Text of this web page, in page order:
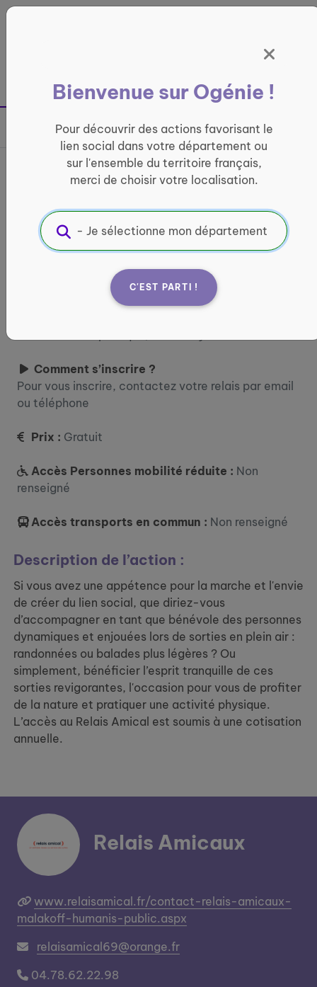
France entière
Bienvenue sur Ogénie !
Pour découvrir des actions favorisant le
lien social dans votre département ou
sur l'ensemble du territoire français,
merci de choisir votre localisation.
C'EST PARTI !
Partager sur
Il est temps de prendre l'air !
Balades et bonne humeur
ACTIVITÉ PHYSIQUE
Informations pratiques :
Comment s’inscrire ?
Pour vous inscrire, contactez votre relais par email
ou téléphone
Prix : Gratuit
Accès Personnes mobilité réduite : Non
renseigné
Accès transports en commun : Non renseigné
Description de l’action :
Si vous avez une appétence pour la marche et l'envie
de créer du lien social, que diriez-vous
d’accompagner en tant que bénévole des personnes
dynamiques et enjouées lors de sorties en plein air :
randonnées ou balades plus légères ? Ou
simplement, bénéficier l’esprit tranquille de ces
sorties revigorantes, l'occasion pour vous de profiter
de la nature et pratiquer une activité physique.
L’accès au Relais Amical est soumis à une cotisation
annuelle.
Relais Amicaux
www.relaisamical.fr/contact-relais-amicaux-
malakoff-humanis-public.aspx
relaisamical69@orange.fr
04.78.62.22.98
Panneau de gestion des cookies